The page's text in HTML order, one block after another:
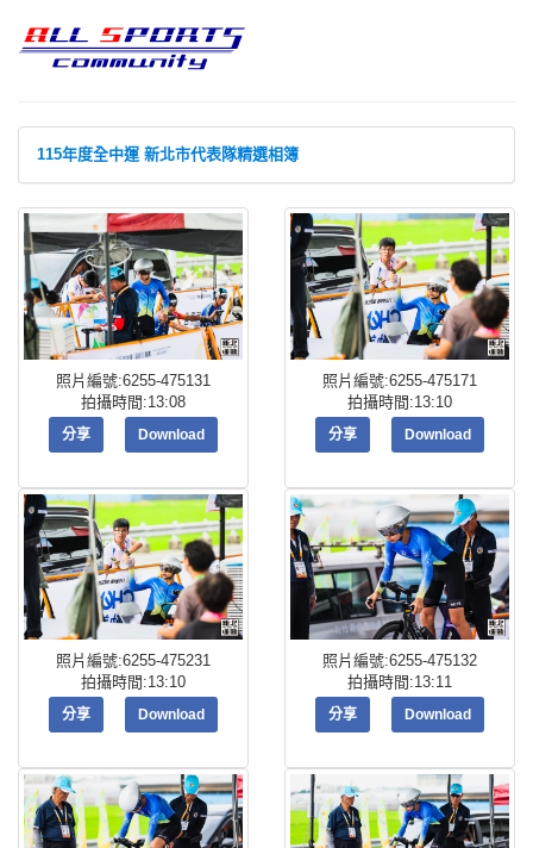
115年度全中運 新北市代表隊精選相簿
照片編號:6255-475131
拍攝時間:13:08
分享 Download
照片編號:6255-475171
拍攝時間:13:10
分享 Download
照片編號:6255-475231
拍攝時間:13:10
分享 Download
照片編號:6255-475132
拍攝時間:13:11
分享 Download